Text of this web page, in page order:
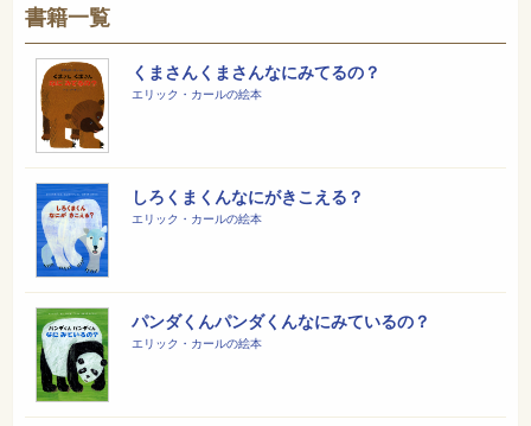
書籍一覧
くまさんくまさんなにみてるの？
エリック・カールの絵本
しろくまくんなにがきこえる？
エリック・カールの絵本
パンダくんパンダくんなにみているの？
エリック・カールの絵本